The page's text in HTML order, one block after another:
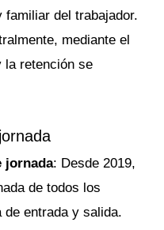
del trabajador.
mediante el
la retención se
jornada: Desde 2019,
de todos los
de entrada y salida.